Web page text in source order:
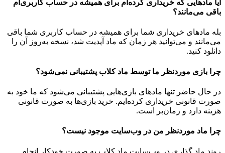
آیا مادهایی که خریداری کرده‌ام برای همیشه در حساب‌ کاربری‌ام
باقی می‌مانند؟
بله مادهای خریداری شما برای همیشه در حساب کاربری شما باقی
می‌مانند و می‌توانید هر زمان که ماد آپدیت شد، نسخه به‌روز آن را
دانلود کنید.
چرا بازی موردنظر ما توسط ماد کلاب پشتیبانی نمی‌شود؟
در حال حاضر تنها مادهای بازی‌هایی پشتیبانی می‌شود که ما خود به
صورت قانونی خریداری کرده‌ایم. خرید بازی‌ها به صورت قانونی
هزینه دارد و زمان‌بر است.
چرا ماد موردنظر من در وب‌سایت موجود نیست؟
روند ماد گذاری در وب‌سایت ماد کلاب به صورت خودکار انجام